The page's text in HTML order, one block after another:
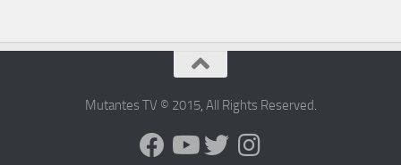
Mutantes TV © 2015, All Rights Reserved.